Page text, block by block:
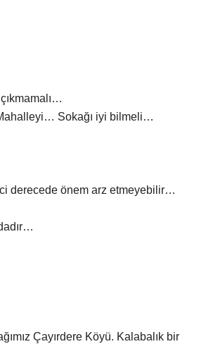
Sokağı iyi bilmeli…
derecede önem arz etmeyebilir…
Çayırdere Köyü. Kalabalık bir